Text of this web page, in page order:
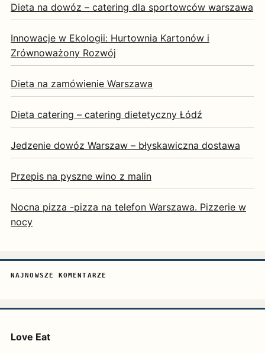
Dieta na dowóz – catering dla sportowców warszawa
Innowacje w Ekologii: Hurtownia Kartonów i
Zrównoważony Rozwój
Dieta na zamówienie Warszawa
Dieta catering – catering dietetyczny Łódź
Jedzenie dowóz Warszaw – błyskawiczna dostawa
Przepis na pyszne wino z malin
Nocna pizza -pizza na telefon Warszawa. Pizzerie w
nocy
NAJNOWSZE KOMENTARZE
Love Eat